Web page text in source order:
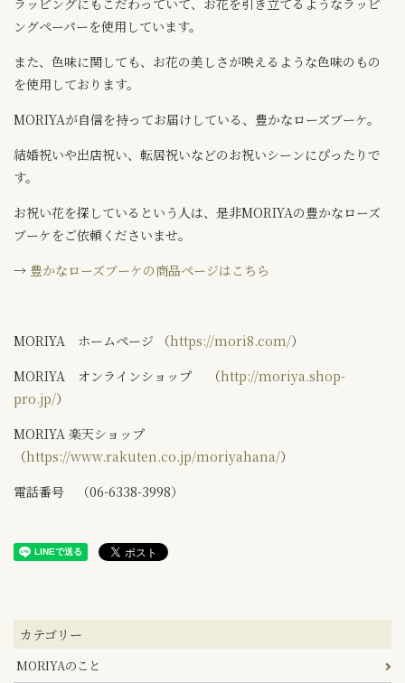
ラッピングにもこだわっていて、お花を引き立てるようなラッピ
ングペーパーを使用しています。
また、色味に関しても、お花の美しさが映えるような色味のもの
を使用しております。
MORIYAが自信を持ってお届けしている、豊かなローズブーケ。
結婚祝いや出店祝い、転居祝いなどのお祝いシーンにぴったりで
す。
お祝い花を探しているという人は、是非MORIYAの豊かなローズ
ブーケをご依頼くださいませ。
→ 豊かなローズブーケの商品ページはこちら
MORIYA ホームページ （https://mori8.com/）
MORIYA オンラインショップ （http://moriya.shop-
pro.jp/）
MORIYA 楽天ショップ
（https://www.rakuten.co.jp/moriyahana/）
電話番号 （06-6338-3998）
カテゴリー
MORIYAのこと